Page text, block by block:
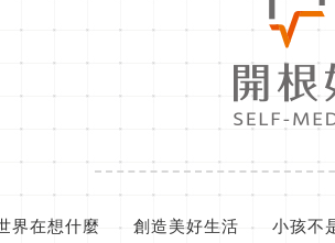
界在想什麼 創造美好生活 小孩不